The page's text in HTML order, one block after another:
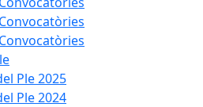
Ple 2025
Ple 2024